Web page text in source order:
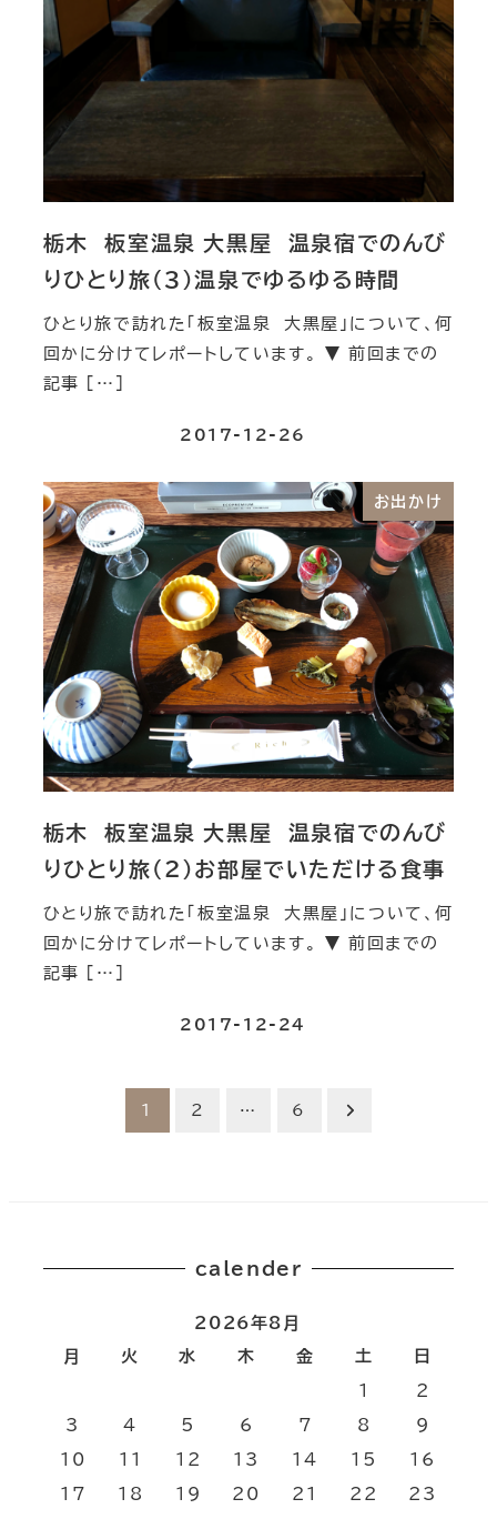
栃木 板室温泉 大黒屋 温泉宿でのんび
りひとり旅（３）温泉でゆるゆる時間
ひとり旅で訪れた「板室温泉 大黒屋」について、何
回かに分けてレポートしています。 ▼ 前回までの
記事 […]
2017-12-26
お出かけ
栃木 板室温泉 大黒屋 温泉宿でのんび
りひとり旅（２）お部屋でいただける食事
ひとり旅で訪れた「板室温泉 大黒屋」について、何
回かに分けてレポートしています。 ▼ 前回までの
記事 […]
2017-12-24
ジ
1 2 … 6
calender
2026年8月
月
火 水 木 金 土 日
1 2
3 4 5 6 7 8 9
10 11 12 13 14 15 16
17 18 19 20 21 22 23